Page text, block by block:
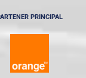
PRINCIPAL